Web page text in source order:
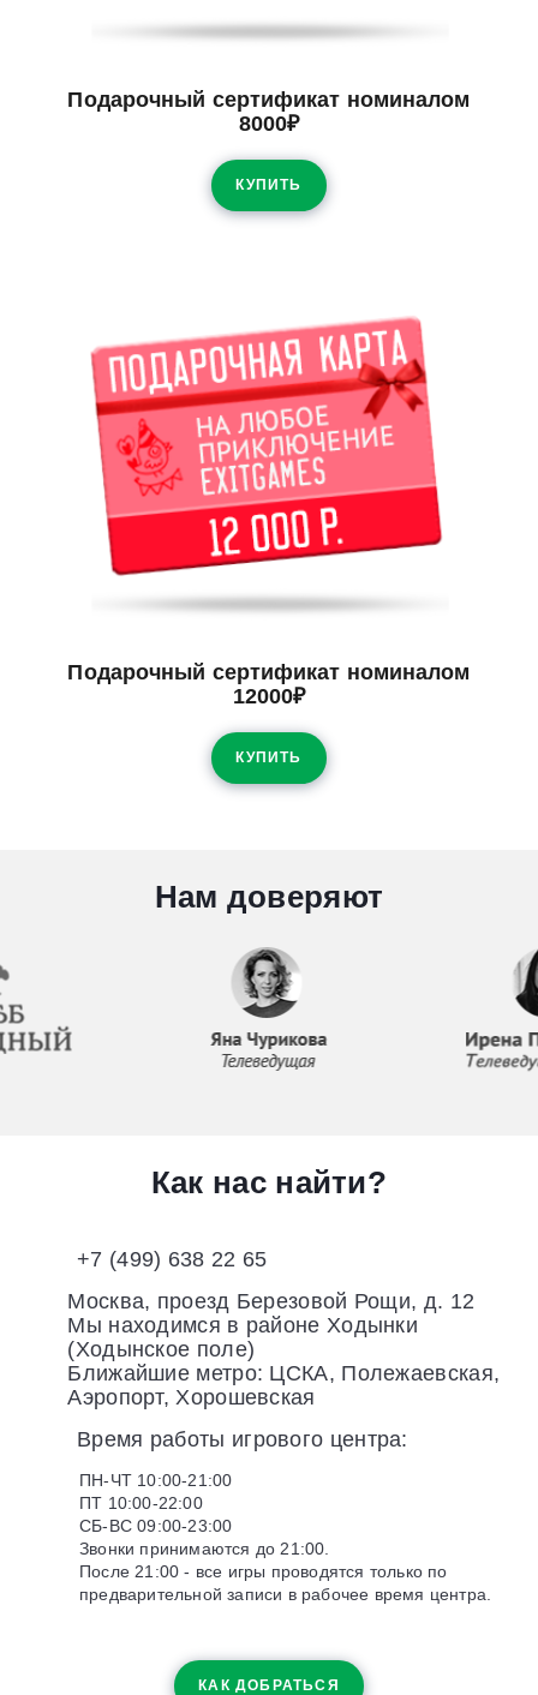
Подарочный сертификат номиналом
8000₽
КУПИТЬ
Подарочный сертификат номиналом
12000₽
КУПИТЬ
Нам доверяют
Как нас найти?
+7 (499) 638 22 65
Москва, проезд Березовой Рощи, д. 12
Мы находимся в районе Ходынки
(Ходынское поле)
Ближайшие метро: ЦСКА, Полежаевская,
Аэропорт, Хорошевская
Время работы игрового центра:
ПН-ЧТ 10:00-21:00
ПТ 10:00-22:00
СБ-ВС 09:00-23:00
Звонки принимаются до 21:00.
После 21:00 - все игры проводятся только по
предварительной записи в рабочее время центра.
КАК ДОБРАТЬСЯ